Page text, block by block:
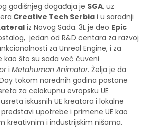
godišnjeg događaja je SGA, uz
Creative Tech Serbia i u saradnji
iz Novog Sada. 3L je deo Epic
jedan od R&D centara za razvoj
za Unreal Engine, i za
kao što su sada već čuveni
iMetahuman Animator. Želja je da
tokom narednih godina postane
za celokupnu evropsku UE
iskusnih UE kreatora i lokalne
upotrebe i primene UE kao
kreativnim i industrijskim nišama.